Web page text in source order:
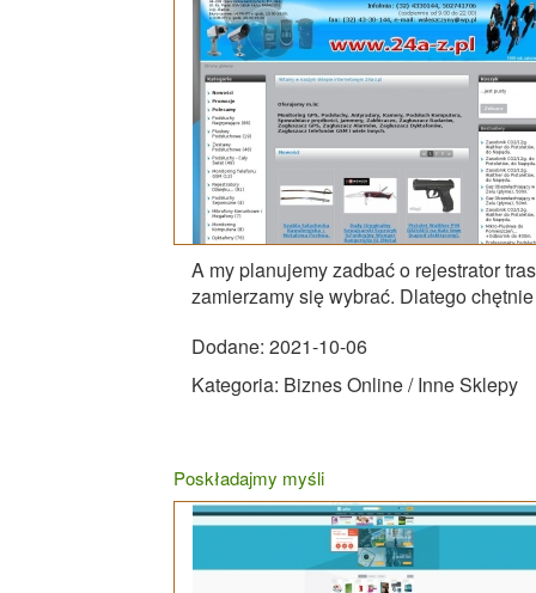
A my planujemy zadbać o rejestrator
zamierzamy się wybrać. Dlatego
Dodane: 2021-10-06
Kategoria: Biznes Online / Inne Sklepy
Poskładajmy myśli